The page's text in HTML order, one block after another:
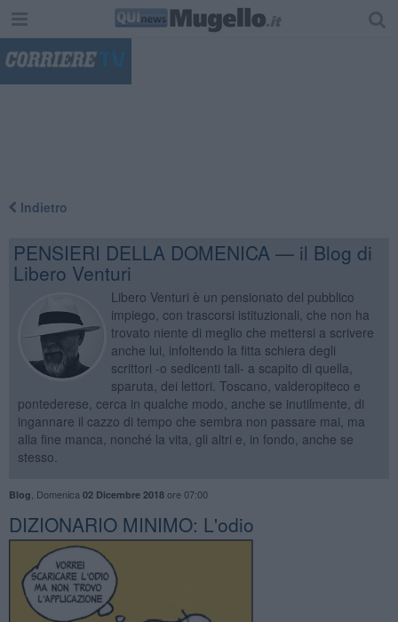
Indietro
PENSIERI DELLA DOMENICA — il Blog di
Libero Venturi
Libero Venturi è un pensionato del pubblico
impiego, con trascorsi istituzionali, che non ha
trovato niente di meglio che mettersi a scrivere
anche lui, infoltendo la fitta schiera degli
scrittori -o sedicenti tali- a scapito di quella,
sparuta, dei lettori. Toscano, valderopiteco e
pontederese, cerca in qualche modo, anche se inutilmente, di
ingannare il cazzo di tempo che sembra non passare mai, ma
alla fine manca, nonché la vita, gli altri e, in fondo, anche se
stesso.
Blog Domenica 02 Dicembre 2018ore 07:00
DIZIONARIO MINIMO: L'odio